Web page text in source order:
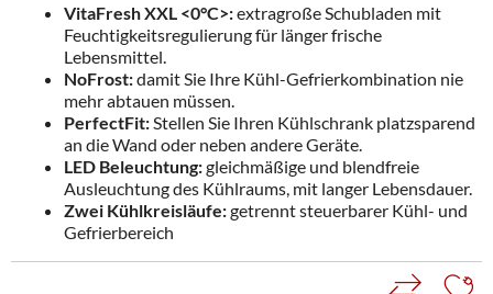
VitaFresh XXL <0°C>:extragroße Schubladen mit
Feuchtigkeitsregulierung für länger frische
Lebensmittel.
NoFrost:damit Sie Ihre Kühl-Gefrierkombination nie
mehr abtauen müssen.
PerfectFit:Stellen Sie Ihren Kühlschrank platzsparend
an die Wand oder neben andere Geräte.
LED Beleuchtung:gleichmäßige und blendfreie
Ausleuchtung des Kühlraums, mit langer Lebensdauer.
Zwei Kühlkreisläufe:getrennt steuerbarer Kühl- und
Gefrierbereich